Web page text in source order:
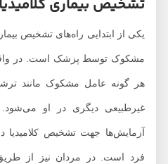
تشخیص بیماری کلامیدیا
یکی از ابتدایی راه‌های تشخیص بیماری
مشکوک توسط پزشک است. در واقع
هر گونه عامل مشکوک مانند ترشح
غیرطبیعی دیگری در او می‌شود.
آزمایش‌ها جهت تشخیص کلامیدیا در
فرد است. در مردان نیز از طریق